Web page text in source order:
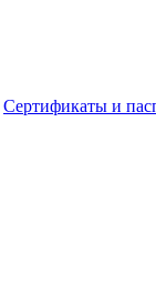
Сертификаты и